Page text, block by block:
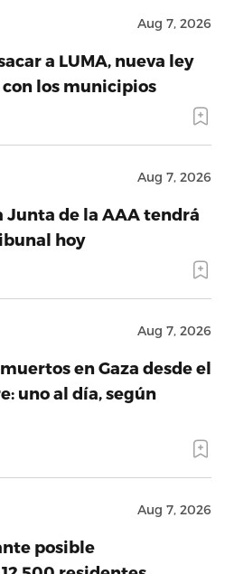
Aug 7, 2026
a LUMA, nueva ley
los municipios
Aug 7, 2026
Junta de la AAA tendrá
hoy
Aug 7, 2026
en Gaza desde el
uno al día, según
Aug 7, 2026
posible